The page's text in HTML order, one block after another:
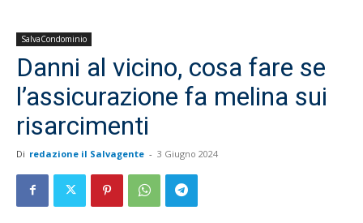
SalvaCondominio
Danni al vicino, cosa fare se
l’assicurazione fa melina sui
risarcimenti
Di redazione il Salvagente - 3 Giugno 2024